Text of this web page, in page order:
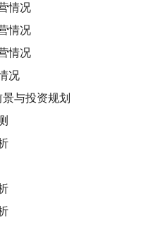
情况
情况
情况
况
与投资规划